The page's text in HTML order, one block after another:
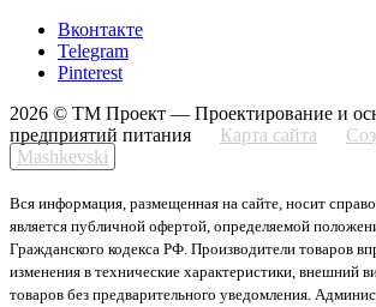
Вконтакте
Telegram
Pinterest
2026 © ТМ Проект — Проектирование и
предприятий питания
Карта сайта
Mashkevski
Вся информация, размещенная на сайте, носит
является публичной офертой, определяемой
Гражданского кодекса РФ. Производители товаров
изменения в технические характеристики, внешний
товаров без предварительного уведомления.